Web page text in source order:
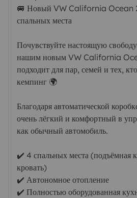
🚐 Новый VW California Ocean
спальных места
Почувствуйте настоящую
нашим новым VW California
подходит для пар, семей и тех,
кемпинг 🌍
Благодаря автоматической
очень лёгкий и комфортный в
как обычный автомобиль.
✔️ 4 спальных места (подъёмная
кровать)
✔️ Автономное отопление
✔️ Полностью оборудованная